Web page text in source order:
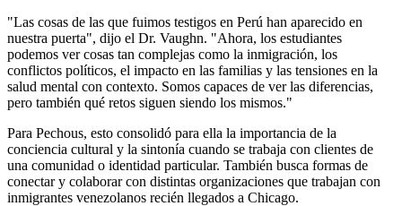
"Las cosas de las que fuimos testigos en Perú han aparecido en
nuestra puerta", dijo el Dr. Vaughn. "Ahora, los estudiantes
podemos ver cosas tan complejas como la inmigración, los
conflictos políticos, el impacto en las familias y las tensiones en la
salud mental con contexto. Somos capaces de ver las diferencias,
pero también qué retos siguen siendo los mismos."
Para Pechous, esto consolidó para ella la importancia de la
conciencia cultural y la sintonía cuando se trabaja con clientes de
una comunidad o identidad particular. También busca formas de
conectar y colaborar con distintas organizaciones que trabajan con
inmigrantes venezolanos recién llegados a Chicago.